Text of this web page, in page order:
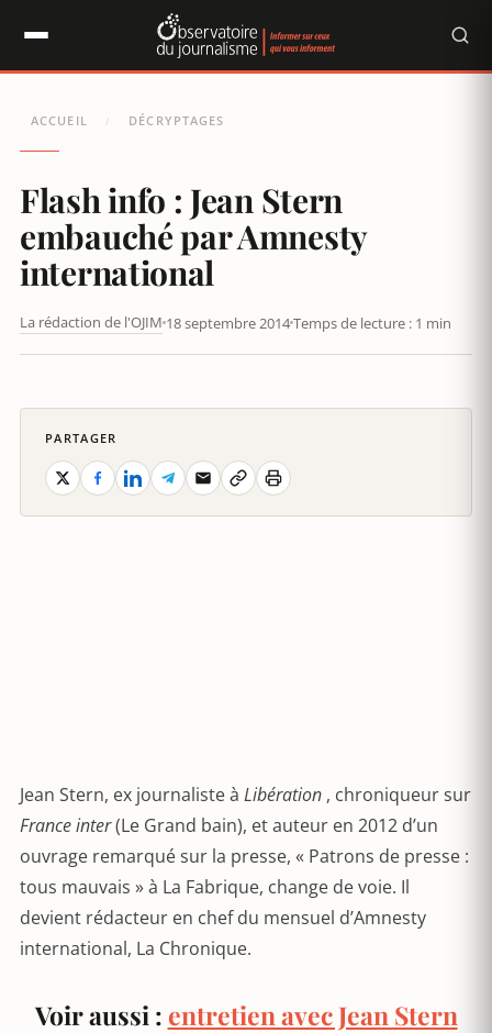
ACCUEIL / DÉCRYPTAGES
Flash info : Jean Stern
embauché par Amnesty
international
La rédaction de l'OJIM 18 septembre 2014Temps de lecture : 1 min
Jean Stern, ex journaliste à Libération , chroniqueur sur
France inter(Le Grand bain), et auteur en 2012 d’un
ouvrage remarqué sur la presse, « Patrons de presse :
tous mauvais » à La Fabrique, change de voie. Il
devient rédacteur en chef du mensuel d’Amnesty
international, La Chronique.
Voir aussi :entretien avec Jean Stern
PARTAGER
Panneau de gestion des cookies